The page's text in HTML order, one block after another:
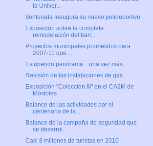
la Univer...
Venturada Inaugura su nuevo polideportivo
Exposición sobre la completa
remodelación del barr...
Proyectos municipales prometidos para
2007-11 que ...
Estupendo panorama... una vez más.
Revisión de las instalaciones de gas
Exposición "Colección III" en el CA2M de
Móstoles
Balance de las actividades por el
centenario de la...
Balance de la campaña de seguridad que
se desarrol...
Casi 8 millones de turistas en 2010